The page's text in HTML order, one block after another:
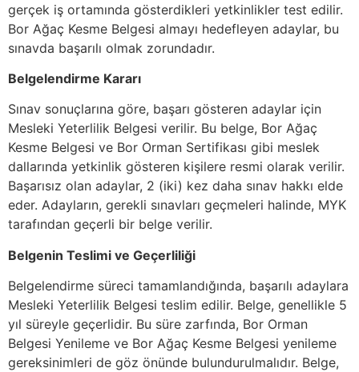
gerçek iş ortamında gösterdikleri yetkinlikler test edilir.
Bor Ağaç Kesme Belgesi almayı hedefleyen adaylar, bu
sınavda başarılı olmak zorundadır.
Belgelendirme Kararı
Sınav sonuçlarına göre, başarı gösteren adaylar için
Mesleki Yeterlilik Belgesi verilir. Bu belge, Bor Ağaç
Kesme Belgesi ve Bor Orman Sertifikası gibi meslek
dallarında yetkinlik gösteren kişilere resmi olarak verilir.
Başarısız olan adaylar, 2 (iki) kez daha sınav hakkı elde
eder. Adayların, gerekli sınavları geçmeleri halinde, MYK
tarafından geçerli bir belge verilir.
Belgenin Teslimi ve Geçerliliği
Belgelendirme süreci tamamlandığında, başarılı adaylara
Mesleki Yeterlilik Belgesi teslim edilir. Belge, genellikle 5
yıl süreyle geçerlidir. Bu süre zarfında, Bor Orman
Belgesi Yenileme ve Bor Ağaç Kesme Belgesi yenileme
gereksinimleri de göz önünde bulundurulmalıdır. Belge,